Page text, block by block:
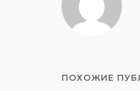
ПОХОЖИЕ